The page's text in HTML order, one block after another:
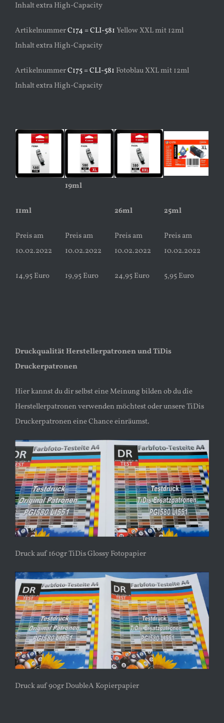
Inhalt extra High-Capacity
ArtikelnummerC174 = CLI-581Yellow XXL mit 12ml
Inhalt extra High-Capacity
ArtikelnummerC175 = CLI-581 Fotoblau XXL mit 12ml
Inhalt extra High-Capacity
11ml
Preis am
10.02.2022
14,95 Euro
19ml
Preis am
10.02.2022
19,95 Euro
26ml
Preis am
10.02.2022
24,95 Euro
25ml
Preis am
10.02.2022
5,95 Euro
Druckqualität Herstellerpatronen und TiDis
Druckerpatronen
Hier kannst du dir selbst eine Meinung bilden ob du die
Herstellerpatronen verwenden möchtest oder unsere TiDis
Druckerpatronen eine Chance einräumst.
Druck auf 160gr TiDis Glossy Fotopapier
Druck auf 90gr DoubleA Kopierpapier